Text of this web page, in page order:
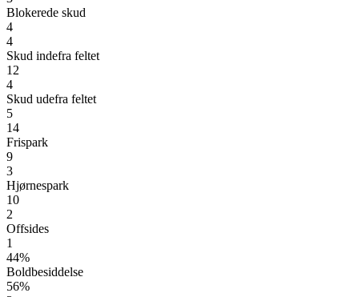
Blokerede skud
4
4
Skud indefra feltet
12
4
Skud udefra feltet
5
14
Frispark
9
3
Hjørnespark
10
2
Offsides
1
44%
Boldbesiddelse
56%